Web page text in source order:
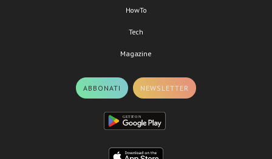
HowTo
Tech
Magazine
ABBONATI NEWSLETTER